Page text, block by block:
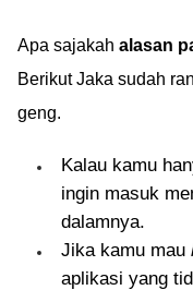
Apa sajakah alasan
Berikut Jaka sudah
geng.
Kalau kamu
ingin masuk
dalamnya.
Jika kamu mau
aplikasi yang